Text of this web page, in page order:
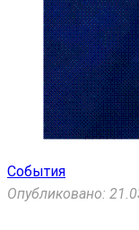
События
Опубликовано: